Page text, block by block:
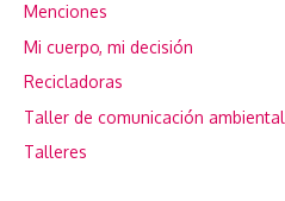
Menciones
Mi cuerpo, mi decisión
Recicladoras
Taller de comunicación ambiental
Talleres